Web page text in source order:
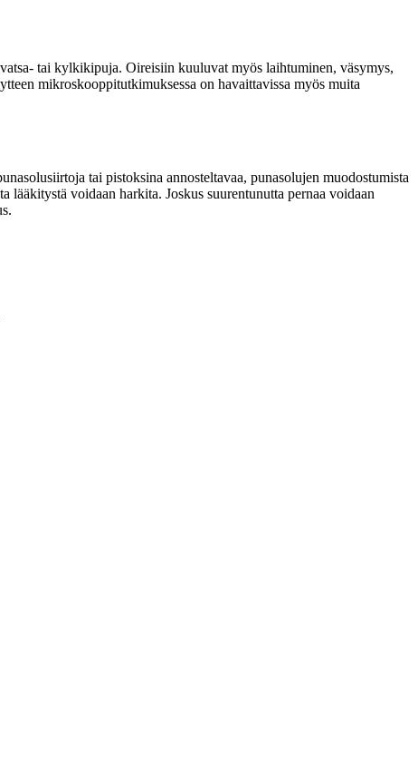
tai kylkikipuja. Oireisiin kuuluvat myös laihtuminen, väsymys,
mikroskooppitutkimuksessa on havaittavissa myös muita
tai pistoksina annosteltavaa, punasolujen muodostumista
lääkitystä voidaan harkita. Joskus suurentunutta pernaa voidaan